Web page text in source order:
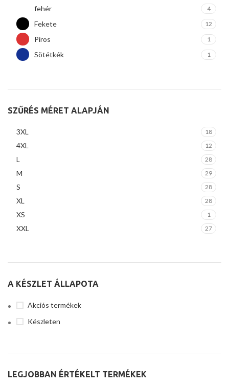
fehér 4
Fekete 12
Piros 1
Sötétkék 1
SZŰRÉS MÉRET ALAPJÁN
3XL 18
4XL 12
L 28
M 29
S 28
XL 28
XS 1
XXL 27
A KÉSZLET ÁLLAPOTA
Akciós termékek
Készleten
LEGJOBBAN ÉRTÉKELT TERMÉKEK